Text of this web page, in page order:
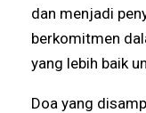
dan menjadi
berkomitmen
yang lebih baik
Doa yang